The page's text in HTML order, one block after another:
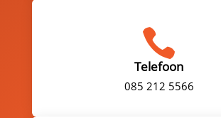

Telefoon
085 212 5566